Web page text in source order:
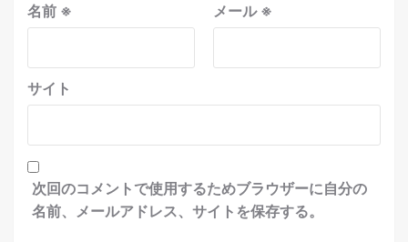
名前 ※ メール※
サイト
次回のコメントで使用するためブラウザーに自分の
名前、メールアドレス、サイトを保存する。